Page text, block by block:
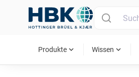
Produkte expand_more Wissen expand_more